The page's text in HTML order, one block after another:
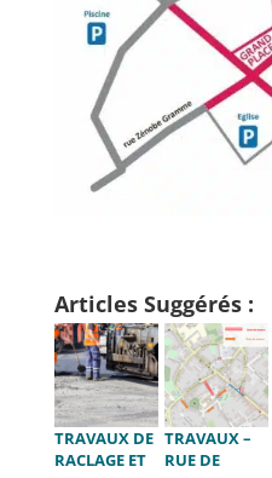
Articles Suggérés :
TRAVAUX DE
RACLAGE ET
TRAVAUX –
RUE DE